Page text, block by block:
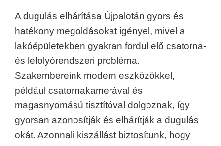
A dugulás elhárítása Újpalotán gyors és
hatékony megoldásokat igényel, mivel a
lakóépületekben gyakran fordul elő csatorna-
és lefolyórendszeri probléma.
Szakembereink modern eszközökkel,
például csatornakamerával és
magasnyomású tisztítóval dolgoznak, így
gyorsan azonosítják és elhárítják a dugulás
okát. Azonnali kiszállást biztosítunk, hogy